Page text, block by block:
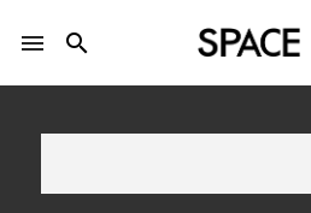
menu search